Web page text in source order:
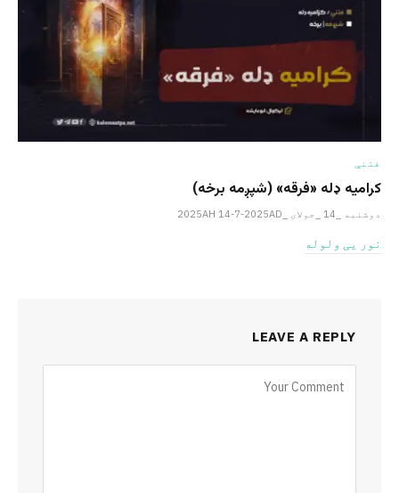
فتنې
کرامیه ډله «فرقه» (شپږمه برخه)
دوشنبه _14 _جولای _2025AH 14-7-2025AD
نور یی ولوله
LEAVE A REPLY